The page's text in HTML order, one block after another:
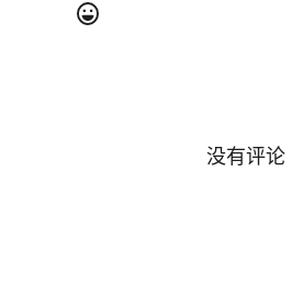
没有评论